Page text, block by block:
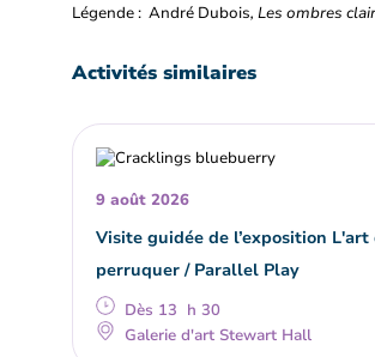
Légende : André Dubois, Les ombres
Activités similaires
9 août 2026
Visite guidée de l’exposition L'art
perruquer / Parallel Play
Dès 13 h 30
Galerie d'art Stewart Hall